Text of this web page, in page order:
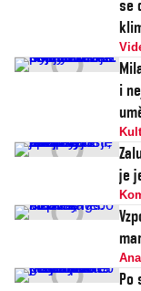
se
i
je
Po